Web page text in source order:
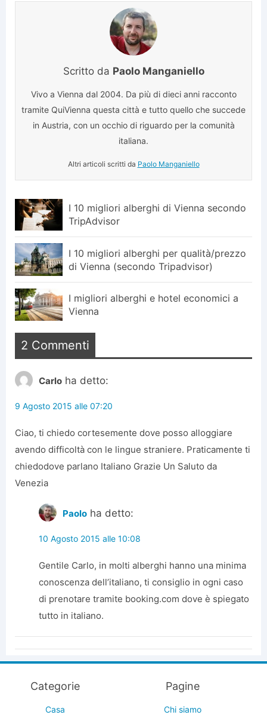
Scritto da Paolo Manganiello
Vivo a Vienna dal 2004. Da più di dieci anni racconto
tramite QuiVienna questa città e tutto quello che succede
in Austria, con un occhio di riguardo per la comunità
italiana.
Altri articoli scritti da Paolo Manganiello
I 10 migliori alberghi di Vienna secondo
TripAdvisor
I 10 migliori alberghi per qualità/prezzo
di Vienna (secondo Tripadvisor)
I migliori alberghi e hotel economici a
Vienna
2 Commenti
Carlo ha detto:
9 Agosto 2015 alle 07:20
Ciao, ti chiedo cortesemente dove posso alloggiare
avendo difficoltà con le lingue straniere. Praticamente ti
chiedodove parlano Italiano Grazie Un Saluto da
Venezia
Paolo ha detto:
10 Agosto 2015 alle 10:08
Gentile Carlo, in molti alberghi hanno una minima
conoscenza dell’italiano, ti consiglio in ogni caso
di prenotare tramite booking.com dove è spiegato
tutto in italiano.
Categorie
Casa
Pagine
Chi siamo